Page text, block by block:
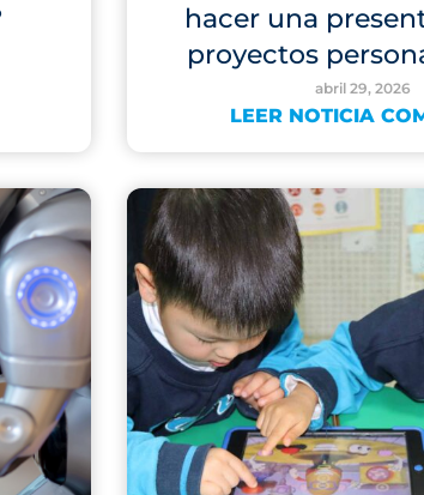
hacer una
proyectos
abril 29, 2026
LEER NOTICIA